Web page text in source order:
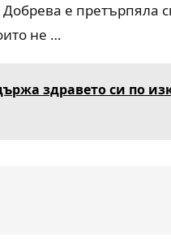
е претърпяла
не …
здравето си по